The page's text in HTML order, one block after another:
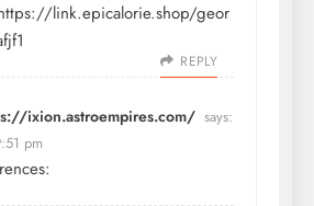
link.epicalorie.shop/geor
REPLY
ixion.astroempires.com/ says:
pm